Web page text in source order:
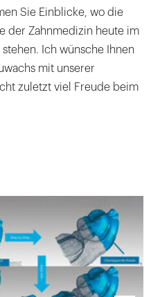
Sie Einblicke, wo die
der Zahnmedizin heute im
Ich wünsche Ihnen
mit unserer
zuletzt viel Freude beim